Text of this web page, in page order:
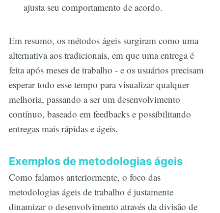
ajusta seu comportamento de acordo.
Em resumo, os métodos ágeis surgiram como uma
alternativa aos tradicionais, em que uma entrega é
feita após meses de trabalho - e os usuários precisam
esperar todo esse tempo para visualizar qualquer
melhoria, passando a ser um desenvolvimento
contínuo, baseado em feedbacks e possibilitando
entregas mais rápidas e ágeis.
Exemplos de metodologias ágeis
Como falamos anteriormente, o foco das
metodologias ágeis de trabalho é justamente
dinamizar o desenvolvimento através da divisão de